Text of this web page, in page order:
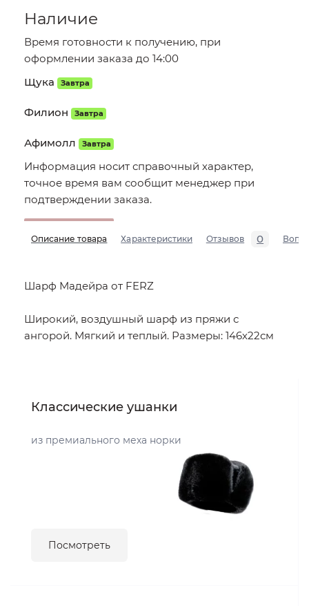
Наличие
Время готовности к получению, при
оформлении заказа до 14:00
Щука
Завтра
Филион Завтра
Афимолл Завтра
Информация носит справочный характер,
точное время вам сообщит менеджер при
подтверждении заказа.
Описание товара Характеристики Отзывов 0
Шарф Мадейра от FERZ
Широкий, воздушный шарф из пряжи с
ангорой. Мягкий и теплый. Размеры: 146х22см
Классические ушанки
из премиального меха норки
Посмотреть